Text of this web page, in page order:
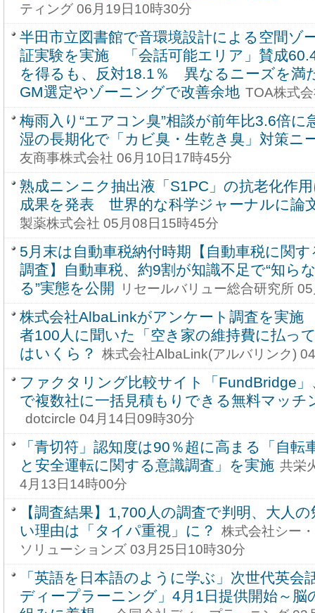
ティング 06月19日10時30分
半田市立図書館で音環境設計による空間ゾ
証実験を実施 「会話可能エリア」賛成
を得るも、反対18.1％ 異なるニーズを満
GM選定やゾーニングで改善余地 TOA株式
梅雨入り“エアコン臭”相談が前年比3.6倍
湿の長期化で「カビ臭・生乾き臭」対策ニ
友商事株式会社 06月10日17時45分
熟成ニンニク抽出液「S1PC」の抗老化作
成果を発表 世界的な科学ジャーナルに論
製薬株式会社 05月08日15時45分
5月末は自動車税納付時期【自動車税に関
調査】自動車税、約9割が知識不足で“知ら
る”実態を公開
リセールバリュー総合研究所
株式会社AlbaLinkがアンケート調査を実
者100人に聞いた「空き家の維持費に払っ
はいくら？
株式会社AlbaLink(アルバリンク)
ファクタリング比較サイト「FundBridge
で複数社に一括見積もりできる無料マッチ
dotcircle 04月14日09時30分
「青切符」認知度は90％超に高まる「自転
と安全運転に関する意識調査」を実施 共栄
4月13日14時00分
【調査結果】1,700人の調査で判明、大人
い理由は「タイパ重視」に？
株式会社シー
ソリューションズ 03月25日10時30分
「英語を日本語のように学ぶ」次世代英会
ディープラーニング」4月1日提供開始～脳